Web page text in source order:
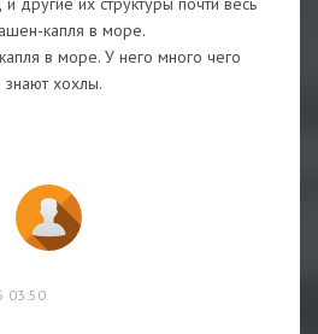
капля в море.
в море. У него много чего
знают хохлы.
03:50